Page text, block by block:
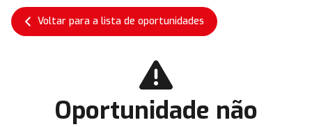
Voltar para a lista de oportunidades
Oportunidade não